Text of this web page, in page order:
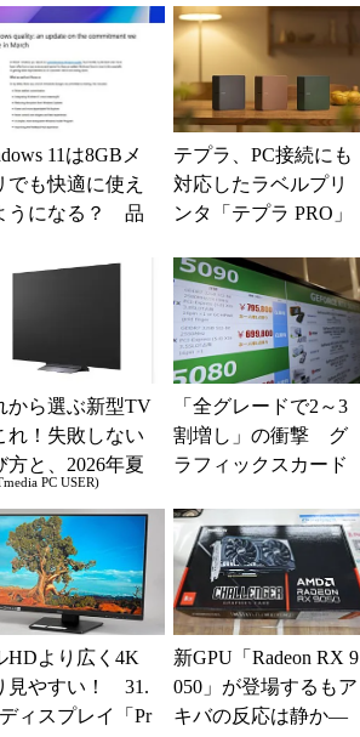
11は8GBメ
でも快適に使え
うになる？ 品
26H2」に...
テプラ、PC接続にも
対応したラベルプリ
ンタ「テプラ PRO」
から選ぶ新型TV
れ！失敗しない
方と、2026年夏
押しモデル
PC USER)
「全グレードで2～3
割増し」の衝撃 グ
ラフィックスカード
でアキバの購入制限
が深刻化
HDより広く4K
見やすい！ 31.
ィスプレイ「Pr
新GPU「Radeon RX 9
050」が登場するもア
キバの反応は静か―